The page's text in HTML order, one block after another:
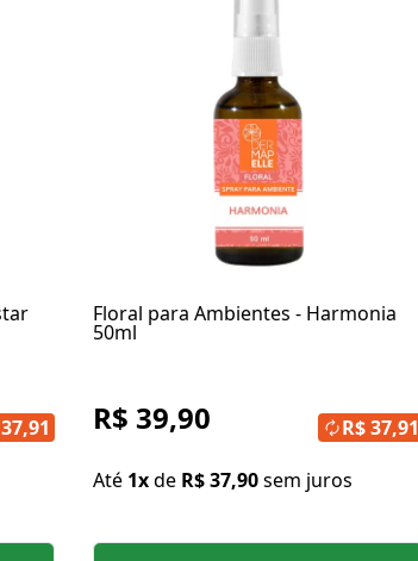
Floral para Ambientes - Harmonia
50ml
R$ 39,90
Até 1xde R$ 37,90sem juros
R$ 37,91